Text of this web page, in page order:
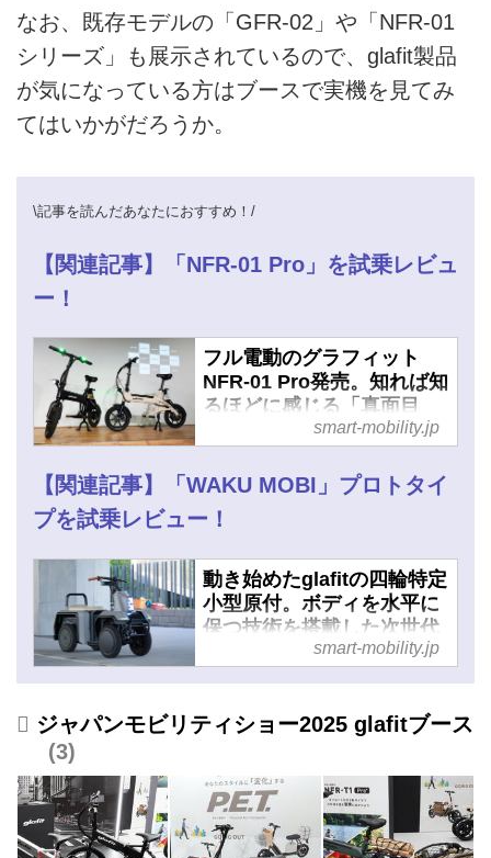
なお、既存モデルの「GFR-02」や「NFR-01
シリーズ」も展示されているので、glafit製品
が気になっている方はブースで実機を見てみ
てはいかがだろうか。
\記事を読んだあなたにおすすめ！/
【関連記事】「NFR-01 Pro」を試乗レビュ
ー！
フル電動のグラフィット
NFR-01 Pro発売。知れば知
るほどに感じる「真面目
さ」とは - スマートモビリ
smart-mobility.jp
【関連記事】「WAKU MOBI」プロトタイ
プを試乗レビュー！
動き始めたglafitの四輪特定
小型原付。ボディを水平に
保つ技術を搭載した次世代
型シニアカー - スマートモ
smart-mobility.jp
ジャパンモビリティショー2025 glafitブース
3